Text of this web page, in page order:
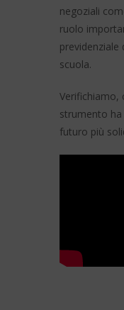
negoziali
ruolo
scuola.
Verifichiamo,
strumento
futuro più